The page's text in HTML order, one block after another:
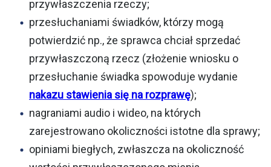
przywłaszczenia rzeczy;
przesłuchaniami świadków, którzy mogą
potwierdzić np., że sprawca chciał sprzedać
przywłaszczoną rzecz (złożenie wniosku o
przesłuchanie świadka spowoduje wydanie
nakazu stawienia się na rozprawę);
nagraniami audio i wideo, na których
zarejestrowano okoliczności istotne dla sprawy;
opiniami biegłych, zwłaszcza na okoliczność